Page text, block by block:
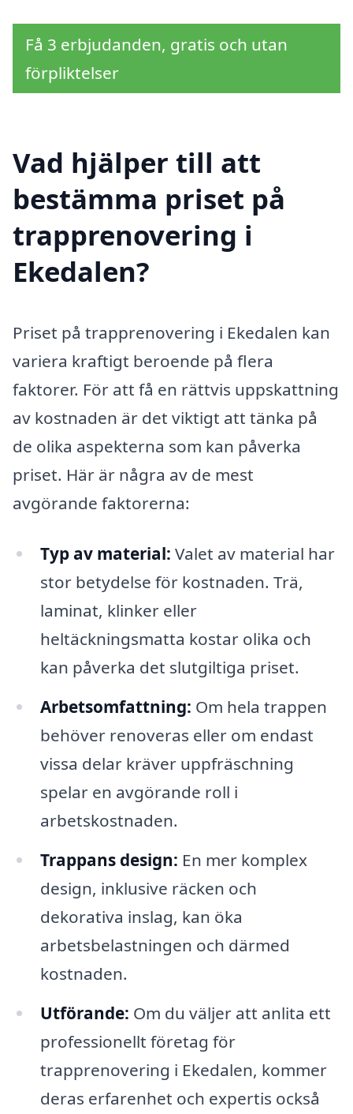
Få 3 erbjudanden, gratis och utan
förpliktelser
Vad hjälper till att
bestämma priset på
trapprenovering i
Ekedalen?
Priset på trapprenovering i Ekedalen kan
variera kraftigt beroende på flera
faktorer. För att få en rättvis uppskattning
av kostnaden är det viktigt att tänka på
de olika aspekterna som kan påverka
priset. Här är några av de mest
avgörande faktorerna:
Typ av material: Valet av material har
stor betydelse för kostnaden. Trä,
laminat, klinker eller
heltäckningsmatta kostar olika och
kan påverka det slutgiltiga priset.
Arbetsomfattning: Om hela trappen
behöver renoveras eller om endast
vissa delar kräver uppfräschning
spelar en avgörande roll i
arbetskostnaden.
Trappans design: En mer komplex
design, inklusive räcken och
dekorativa inslag, kan öka
arbetsbelastningen och därmed
kostnaden.
Utförande: Om du väljer att anlita ett
professionellt företag för
trapprenovering i Ekedalen, kommer
deras erfarenhet och expertis också